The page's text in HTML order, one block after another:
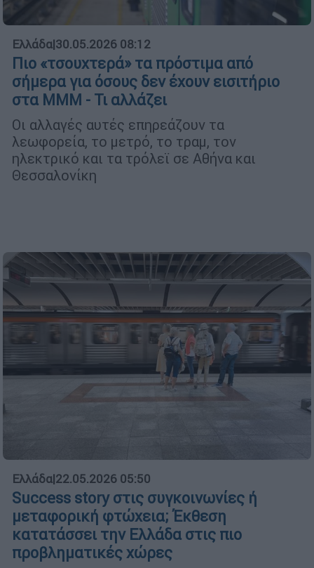
Ελλάδα|30.05.2026 08:12
Πιο «τσουχτερά» τα πρόστιμα από
σήμερα για όσους δεν έχουν εισιτήριο
στα ΜΜΜ - Τι αλλάζει
Οι αλλαγές αυτές επηρεάζουν τα
λεωφορεία, το μετρό, το τραμ, τον
ηλεκτρικό και τα τρόλεϊ σε Αθήνα και
Θεσσαλονίκη
Ελλάδα|22.05.2026 05:50
Success story στις συγκοινωνίες ή
μεταφορική φτώχεια; Έκθεση
κατατάσσει την Ελλάδα στις πιο
προβληματικές χώρες